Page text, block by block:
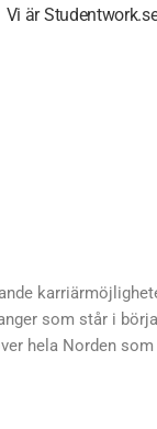
Vi är
som står i
hela Norden